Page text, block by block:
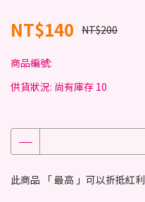
NT$140 NT$200
商品編號:
供貨狀況: 尚有庫存 10
此商品 「 最高 」可以折抵紅利